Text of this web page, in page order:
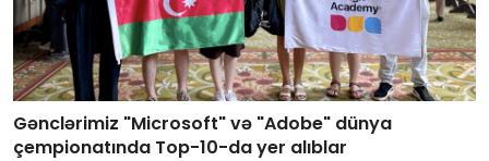
Gənclərimiz "Microsoft" və "Adobe" dünya
çempionatında Top-10-da yer alıblar